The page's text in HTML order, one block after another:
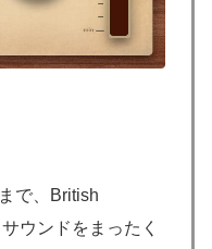
で、British
ウンドをまったく